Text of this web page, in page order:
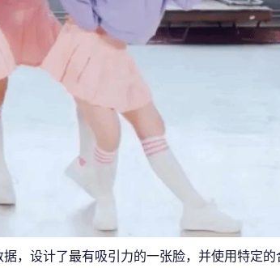
，设计了最有吸引力的一张脸，并使用特定的